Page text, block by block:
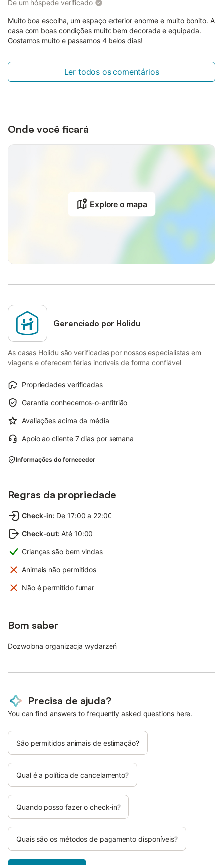
De um hóspede verificado
Muito boa escolha, um espaço exterior enorme e muito bonito. A
casa com boas condições muito bem decorada e equipada.
Gostamos muito e passamos 4 belos dias!
Ler todos os comentários
Onde você ficará
Explore o mapa
Gerenciado por Holidu
As casas Holidu são verificadas por nossos especialistas em
viagens e oferecem férias incríveis de forma confiável
Propriedades verificadas
Garantia conhecemos-o-anfitrião
Avaliações acima da média
Apoio ao cliente 7 dias por semana
Informações do fornecedor
Regras da propriedade
Check-in: De 17:00 a 22:00
Check-out: Até 10:00
Crianças são bem vindas
Animais não permitidos
Não é permitido fumar
Bom saber
Dozwolona organizacja wydarzeń
Precisa de ajuda?
You can find answers to frequently asked questions here.
São permitidos animais de estimação?
Qual é a política de cancelamento?
Quando posso fazer o check-in?
Quais são os métodos de pagamento disponíveis?